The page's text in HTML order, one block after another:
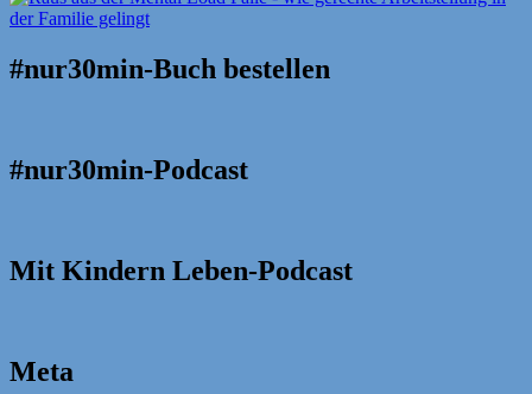
#nur30min-Buch bestellen
#nur30min-Podcast
Mit Kindern Leben-Podcast
Meta